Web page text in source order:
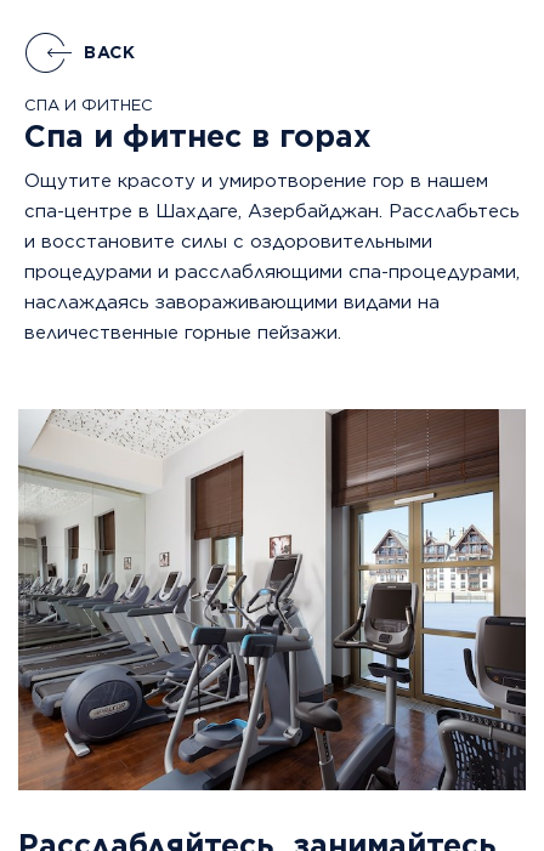
BACK
СПА И ФИТНЕС
Спа и фитнес в горах
Ощутите красоту и умиротворение гор в нашем
спа-центре в Шахдаге, Азербайджан. Расслабьтесь
и восстановите силы с оздоровительными
процедурами и расслабляющими спа-процедурами,
наслаждаясь завораживающими видами на
величественные горные пейзажи.
Откройте
себя
волшебный
горный
горнолыжный
курорт
увлекательными
катания
лыжах
до
пеших
прогулок
спа-
процедур.
Phone:
+99412
3102010
Star